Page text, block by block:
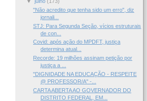
"Não acredito que tenha sido um erro", diz
jornali...
STJ: Para Segunda Seção, vícios estruturais
de con...
Covid: após ação do MPDFT, justiça
determina atual...
Recorde: 19 milhões assinam petição por
justiça a ...
"DIGNIDADE NA EDUCAÇÃO - RESPEITE
@ PROFESSOR/A" -...
CARTA ABERTA AO GOVERNADOR DO
DISTRITO FEDERAL, EM...